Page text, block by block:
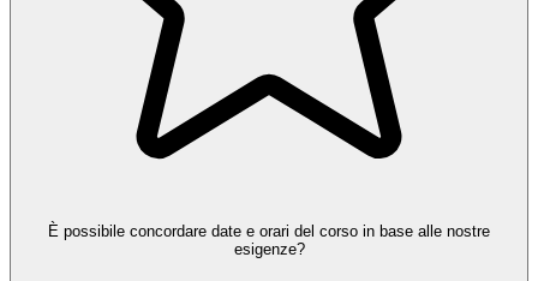
È possibile concordare date e orari del corso in base alle nostre
esigenze?